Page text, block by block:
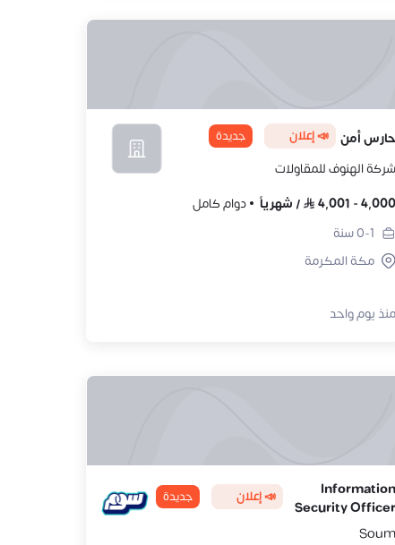
حارس أمن 📣 إعلان جديدة
شركة الهنوف للمقاولات
4,000
-
4,001
/ شهرياً
دوام كامل
0-1سنة
مكة المكرمة
منذ يوم واحد
Information
Security Officer
📣 إعلان جديدة
Soum